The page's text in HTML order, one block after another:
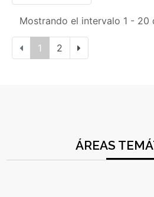
Mostrando el intervalo 1 - 20
1 2
ÁREAS